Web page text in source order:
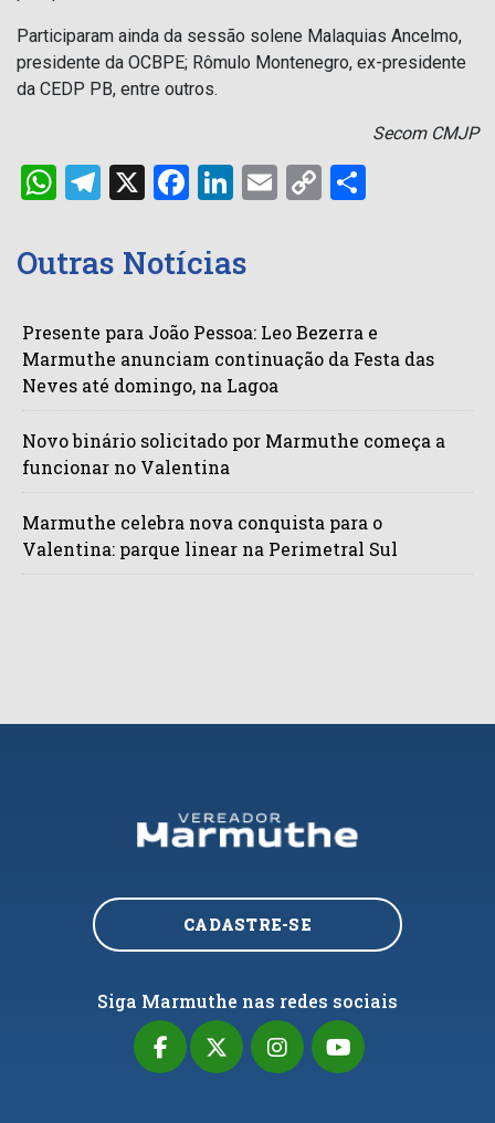
Participaram ainda da sessão solene Malaquias Ancelmo,
presidente da OCBPE; Rômulo Montenegro, ex-presidente
da CEDP PB, entre outros.
Secom CMJP
WhatsApp
Telegram
X Facebook
LinkedIn
Email
Copy
Outras Notícias
Presente para João Pessoa: Leo Bezerra e
Marmuthe anunciam continuação da Festa das
Neves até domingo, na Lagoa
Novo binário solicitado por Marmuthe começa a
funcionar no Valentina
Marmuthe celebra nova conquista para o
Valentina: parque linear na Perimetral Sul
CADASTRE-SE
Siga Marmuthe nas redes sociais